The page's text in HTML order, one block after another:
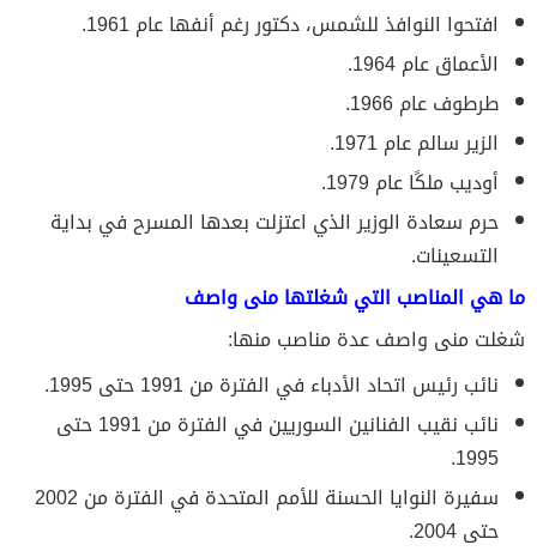
افتحوا النوافذ للشمس، دكتور رغم أنفها عام 1961.
الأعماق عام 1964.
طرطوف عام 1966.
الزير سالم عام 1971.
أوديب ملكًا عام 1979.
حرم سعادة الوزير الذي اعتزلت بعدها المسرح في بداية
التسعينات.
ما هي المناصب التي شغلتها منى واصف
شغلت منى واصف عدة مناصب منها:
نائب رئيس اتحاد الأدباء في الفترة من 1991 حتى 1995.
نائب نقيب الفنانين السوريين في الفترة من 1991 حتى
1995.
سفيرة النوايا الحسنة للأمم المتحدة في الفترة من 2002
حتى 2004.